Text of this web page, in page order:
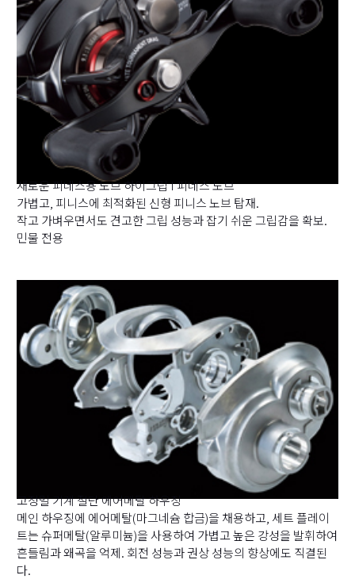
새로운 피네스용 노브 하이그립 I 피네스 노브
가볍고, 피니스에 최적화된 신형 피니스 노브 탑재.
작고 가벼우면서도 견고한 그립 성능과 잡기 쉬운 그립감을 확보.
민물 전용
고정밀 기계 절단 에어메탈 하우징
메인 하우징에 에어메탈(마그네슘 합금)을 채용하고, 세트 플레이
트는 슈퍼메탈(알루미늄)을 사용하여 가볍고 높은 강성을 발휘하여
흔들림과 왜곡을 억제. 회전 성능과 권상 성능의 향상에도 직결된
다.